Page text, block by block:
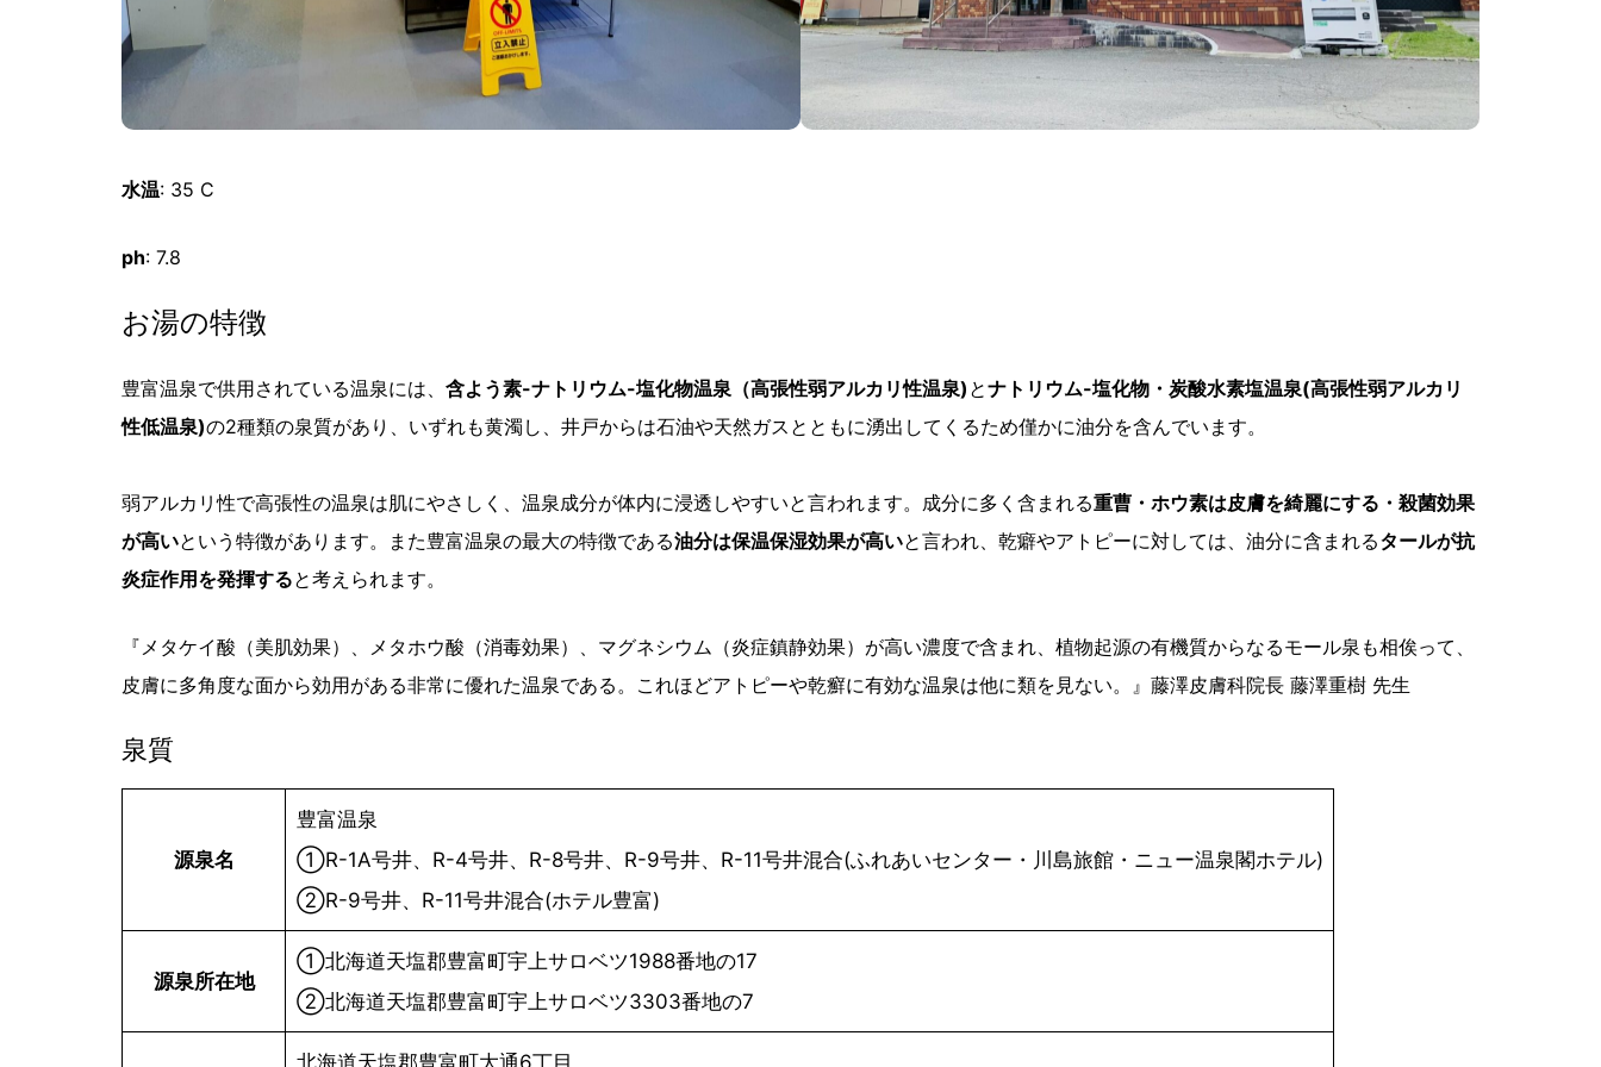
水温: 35 C
ph: 7.8
お湯の特徴
豊富温泉で供用されている温泉には、 含よう素-ナトリウム-塩化物温泉（高張性弱アルカリ性温泉) とナトリウム-塩化物・炭酸水素塩温泉(高張性弱アルカリ
性低温泉)の2種類の泉質があり、いずれも黄濁し、井戸からは石油や天然ガスとともに湧出してくるため僅かに油分を含んでいます。
弱アルカリ性で高張性の温泉は肌にやさしく、温泉成分が体内に浸透しやすいと言われます。成分に多く含まれる重曹・ホウ素は皮膚を綺麗にする・殺菌効果
が高いという特徴があります。また豊富温泉の最大の特徴である油分は保温保湿効果が高いと言われ、乾癖やアトピーに対しては、油分に含まれるタールが抗
炎症作用を発揮すると考えられます。
『メタケイ酸（美肌効果）、メタホウ酸（消毒効果）、マグネシウム（炎症鎮静効果）が高い濃度で含まれ、植物起源の有機質からなるモール泉も相俟って、
皮膚に多角度な面から効用がある非常に優れた温泉である。これほどアトピーや乾癬に有効な温泉は他に類を見ない。』藤澤皮膚科院長 藤澤重樹 先生
泉質
源泉名
豊富温泉
①R-1A号井、R-4号井、R-8号井、R-9号井、R-11号井混合(ふれあいセンター・川島旅館・ニュー温泉閣ホテル)
②R-9号井、R-11号井混合(ホテル豊富)
源泉所在地
①北海道天塩郡豊富町宇上サロベツ1988番地の17
②北海道天塩郡豊富町宇上サロベツ3303番地の7
北海道天塩郡豊富町大通6丁目